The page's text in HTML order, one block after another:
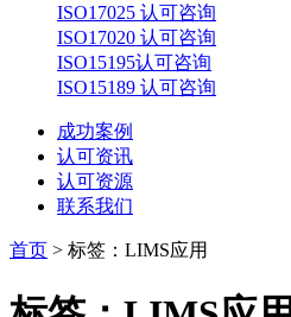
ISO17025 认可咨询
ISO17020 认可咨询
ISO15195认可咨询
ISO15189 认可咨询
成功案例
认可资讯
认可资源
联系我们
首页 > 标签：LIMS应用